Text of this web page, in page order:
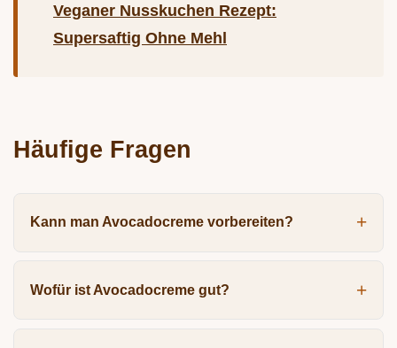
Veganer Nusskuchen Rezept:
Supersaftig Ohne Mehl
Häufige Fragen
Kann man Avocadocreme vorbereiten?
Wofür ist Avocadocreme gut?